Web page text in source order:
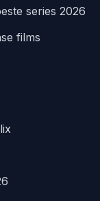
series 2026
films